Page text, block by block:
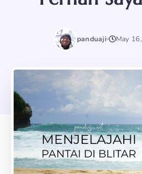
panduaji May